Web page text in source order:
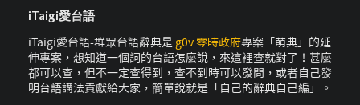
iTaigi愛台語
iTaigi愛台語-群眾台語辭典是 g0v 零時政府專案「萌典」的延
伸專案，想知道一個詞的台語怎麼說，來這裡查就對了！甚麼
都可以查，但不一定查得到，查不到時可以發問，或者自己發
明台語講法貢獻給大家，簡單說就是「自己的辭典自己編」。